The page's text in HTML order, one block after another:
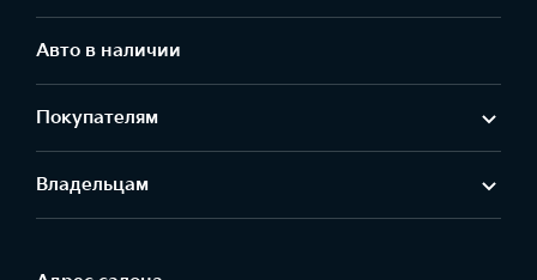
Авто в наличии
Покупателям
Владельцам